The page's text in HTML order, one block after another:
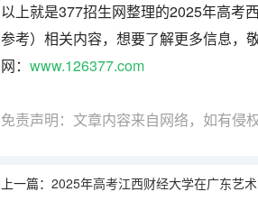
以上就是377招生网整理的2025年高考
参考）相关内容，想要了解更多信息，
网： www.126377.com
免责声明：文章内容来自网络，如有侵
上一篇： 2025年高考江西财经大学在广东艺术类投档分数线总汇（2026参考）